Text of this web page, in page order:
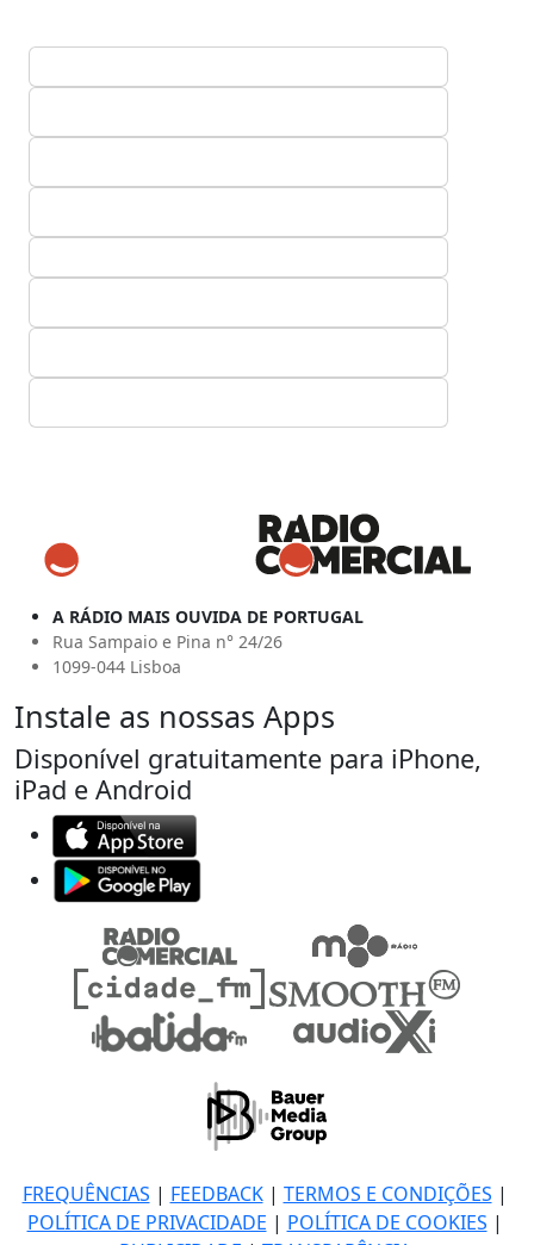
A RÁDIO MAIS OUVIDA DE PORTUGAL
Rua Sampaio e Pina n° 24/26
1099-044 Lisboa
Instale as nossas Apps
Disponível gratuitamente para iPhone,
iPad e Android
FREQUÊNCIAS | FEEDBACK| TERMOS E CONDIÇÕES |
POLÍTICA DE PRIVACIDADE | POLÍTICA DE COOKIES |